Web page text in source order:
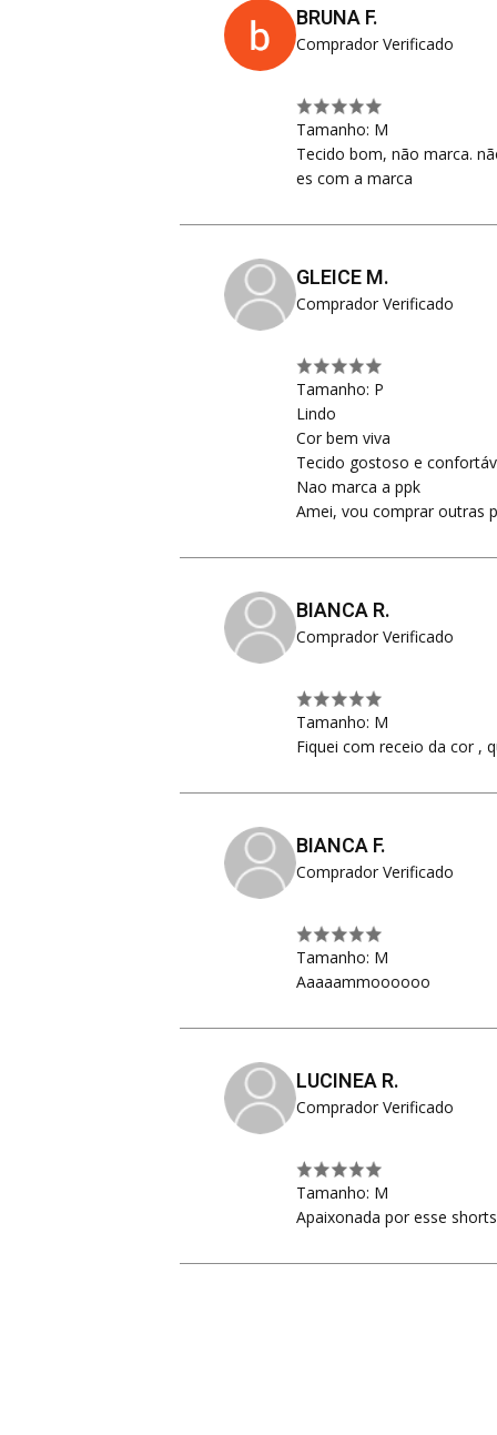
BRUNA F.
Comprador Verificado
Tamanho: M
Tecido bom, não marca.
es com a marca
GLEICE M.
Comprador Verificado
Tamanho: P
Lindo
Cor bem viva
Tecido gostoso e
Nao marca a ppk
Amei, vou comprar outras
BIANCA R.
Comprador Verificado
Tamanho: M
Fiquei com receio da cor ,
BIANCA F.
Comprador Verificado
Tamanho: M
Aaaaammoooooo
LUCINEA R.
Comprador Verificado
Tamanho: M
Apaixonada por esse